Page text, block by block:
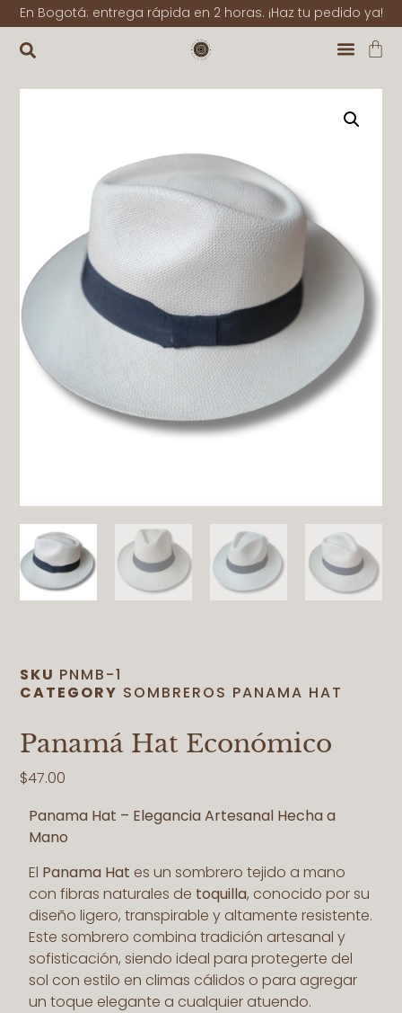
En Bogotá: entrega rápida en 2 horas. ¡Haz tu pedido ya!
SKU PNMB-1
CATEGORY SOMBREROS PANAMA HAT
Panamá Hat Económico
$47.00
Panama Hat – Elegancia Artesanal Hecha a
Mano
El Panama Hat es un sombrero tejido a mano
con fibras naturales de toquilla, conocido por su
diseño ligero, transpirable y altamente resistente.
Este sombrero combina tradición artesanal y
sofisticación, siendo ideal para protegerte del
sol con estilo en climas cálidos o para agregar
un toque elegante a cualquier atuendo.